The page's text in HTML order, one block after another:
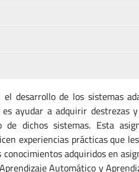
desarrollo de los sistemas
ayudar a adquirir destrezas
de dichos sistemas. Esta
experiencias prácticas que
adquiridos en
Automático y